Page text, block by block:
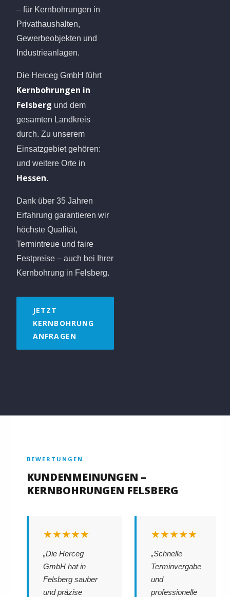
– für Kernbohrungen in
Privathaushalten,
Gewerbeobjekten und
Industrieanlagen.
Die Herceg GmbH führt
Kernbohrungen in
Felsberg und dem
gesamten Landkreis
durch. Zu unserem
Einsatzgebiet gehören:
und weitere Orte in
Hessen.
Dank über 35 Jahren
Erfahrung garantieren wir
höchste Qualität,
Termintreue und faire
Festpreise – auch bei Ihrer
Kernbohrung in Felsberg.
JETZT
KERNBOHRUNG
ANFRAGEN
BEWERTUNGEN
KUNDENMEINUNGEN –
KERNBOHRUNGEN FELSBERG
★★★★★
„Die Herceg
GmbH hat in
Felsberg sauber
und präzise
★★★★★
„Schnelle
Terminvergabe
und
professionelle